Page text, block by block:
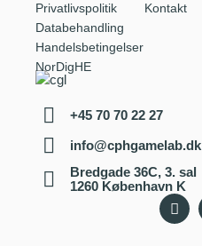
+45 70 70 22 27
info@cphgamelab.dk
Bredgade 36C, 3. sal
1260 København K
Privatlivspolitik
Databehandling
Handelsbetingelser
NorDigHE
Kontakt